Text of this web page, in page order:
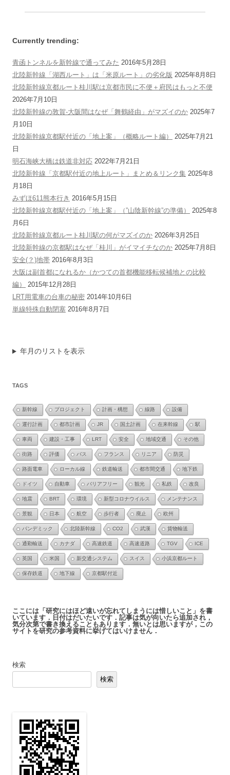
Currently trending:
青函トンネルを新幹線で通ってみた 2016年5月28日
北陸新幹線「湖西ルート」は「米原ルート」の劣化版 2025年8月8日
北陸新幹線京都ルート桂川駅は京都市民に不便＋府民はもっと不便
2026年7月10日
北陸新幹線の敦賀-大阪間はなぜ「舞鶴経由」がマズイのか 2025年7
月10日
北陸新幹線京都駅付近の「地上案」（概略ルート編）
2025年7月21
日
明石海峡大橋は鉄道非対応 2022年7月21日
北陸新幹線「京都駅付近の地上ルート」まとめ＆リンク集 2025年8
月18日
みずほ611熊本行き 2016年5月15日
北陸新幹線京都駅付近の「地上案」（”山陰新幹線”の準備）
2025年8
月6日
北陸新幹線京都ルート桂川駅の何がマズイのか 2026年3月25日
北陸新幹線の京都駅はなぜ「桂川」がイマイチなのか 2025年7月8日
安全(？)地帯 2016年8月3日
大阪は副首都になれるか（かつての首都機能移転候補地との比較
編）
2015年12月28日
LRT用電車の台車の秘密 2014年10月6日
単線特殊自動閉塞 2016年8月7日
年月のリストを表示
TAGS
新幹線 プロジェクト 計画・構想 線路 設備
運行計画 都市計画 JR 国土計画 在来幹線 駅
車両 建設・工事 LRT 安全 地域交通 その他
街路 評価 バス フランス リニア 防災
路面電車 ローカル線 鉄道輸送 都市間交通 地下鉄
ドイツ 自動車 バリアフリー 観光 私鉄 改良
地震 BRT 環境 新型コロナウイルス メンテナンス
景観 日本 航空 歩行者 廃止 欧州
パンデミック 北陸新幹線 CO2 武漢 貨物輸送
通勤輸送 カナダ 高速鉄道 高速道路 TGV ICE
英国 米国 新交通システム スイス 小浜京都ルート
保存鉄道 地下線 京都駅付近
ここには「研究にはほど遠いが忘れてしまうには惜しいこと」を書
いています．日付はだいたいです．記事は気が向いたら追加され，
気分次第で書き換えることもあります．無いとは思いますが，この
サイトを研究の参考資料に挙げてはいけません．
検索
検索